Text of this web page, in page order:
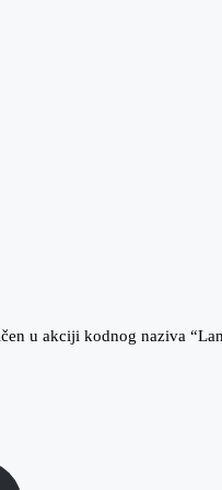
u akciji kodnog naziva